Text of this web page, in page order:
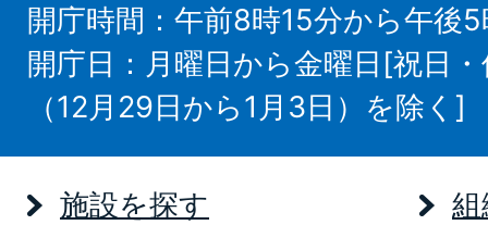
開庁時間：午前8時15分から午後5
開庁日：月曜日から金曜日[祝日
（12月29日から1月3日）を除く]
施設を探す